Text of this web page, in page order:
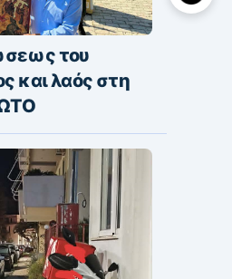
του
και λαός στη